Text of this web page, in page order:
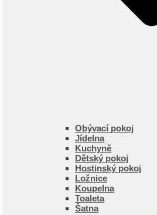
Obývací pokoj
Jídelna
Kuchyně
Dětský pokoj
Hostinský pokoj
Ložnice
Koupelna
Toaleta
Šatna